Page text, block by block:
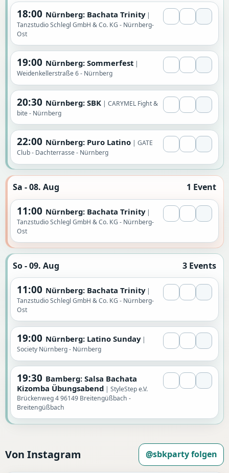
18:00 Nürnberg: Bachata Trinity
Tanzstudio Schlegl GmbH & Co. KG - Nürnberg-
Ost
19:00 Nürnberg: Sommerfest
Weidenkellerstraße 6 - Nürnberg
20:30 Nürnberg: SBK
CARYMEL Fight &
bite - Nürnberg
22:00 Nürnberg: Puro Latino
GATE
Club - Dachterrasse - Nürnberg
Sa - 08. Aug 1 Event
11:00 Nürnberg: Bachata Trinity
Tanzstudio Schlegl GmbH & Co. KG - Nürnberg-
Ost
So - 09. Aug 3 Events
11:00 Nürnberg: Bachata Trinity
Tanzstudio Schlegl GmbH & Co. KG - Nürnberg-
Ost
19:00 Nürnberg: Latino Sunday
Society Nürnberg - Nürnberg
19:30 Bamberg: Salsa Bachata
Kizomba Übungsabend
StyleStep e.V.
Brückenweg 4 96149 Breitengüßbach -
Breitengüßbach
Von Instagram @sbkparty folgen